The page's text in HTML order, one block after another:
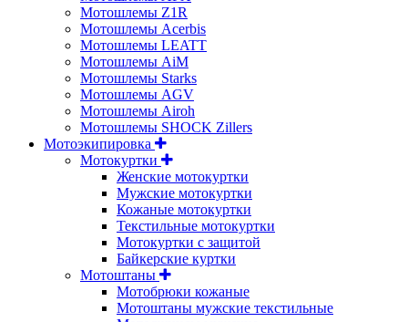
Мотошлемы Z1R
Мотошлемы Acerbis
Мотошлемы LEATT
Мотошлемы AiM
Мотошлемы Starks
Мотошлемы AGV
Мотошлемы Airoh
Мотошлемы SHOCK Zillers
Мотоэкипировка
Мотокуртки
Женские мотокуртки
Мужские мотокуртки
Кожаные мотокуртки
Текстильные мотокуртки
Мотокуртки с защитой
Байкерские куртки
Мотоштаны
Мотобрюки кожаные
Мотоштаны мужские текстильные